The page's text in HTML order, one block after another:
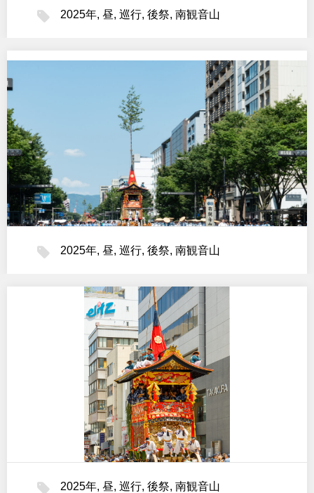
2025年, 昼, 巡行, 後祭, 南観音山
2025年, 昼, 巡行, 後祭, 南観音山
2025年, 昼, 巡行, 後祭, 南観音山